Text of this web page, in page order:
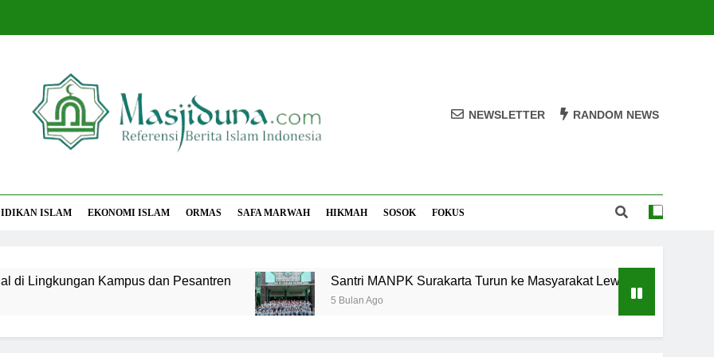
NEWSLETTER RANDOM NEWS
ISLAM EKONOMI ISLAM ORMAS SAFA MARWAH HIKMAH SOSOK FOKUS
Kampus dan Pesantren Santri MANPK Surakarta Turun ke Masyarakat Lewat Camping Dakwah
5 Bulan Ago